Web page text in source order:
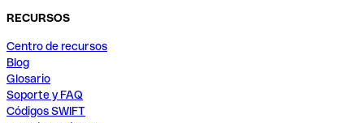
RECURSOS
Centro de recursos
Blog
Glosario
Soporte y FAQ
Códigos SWIFT